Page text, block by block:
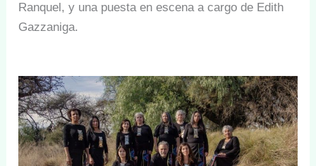
Ranquel, y una puesta en escena a cargo de Edith
Gazzaniga.